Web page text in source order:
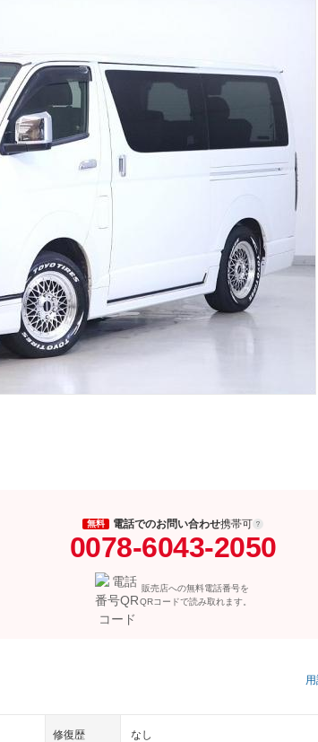
無料 電話でのお問い合わせ携帯可
0078-6043-2050
販売店への無料電話番号を
QRコードで読み取れます。
修復歴 なし